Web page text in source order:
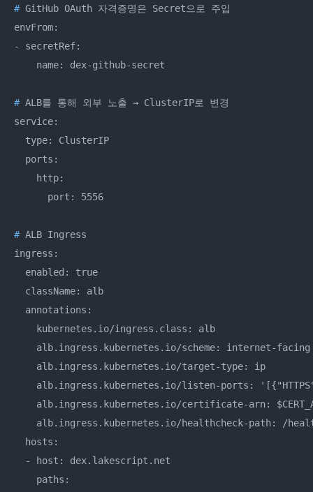
# GitHub OAuth 자격증명은 Secret으로 주입
envFrom:
- secretRef:
# ALB를 통해 외부 노출 → ClusterIP로 변경
service:
  type: ClusterIP
  ports:
    http:
# ALB Ingress
ingress:
  enabled: true
  className: alb
  annotations:
    kubernetes.io/ingress.class: alb
    alb.ingress.kubernetes.io/scheme: internet-facing
    alb.ingress.kubernetes.io/target-type: ip
alb.ingress.kubernetes.io/listen-ports:
alb.ingress.kubernetes.io/certificate-arn:
alb.ingress.kubernetes.io/healthcheck-path: /
  hosts:
  - host: dex.lakescript.net
    paths: